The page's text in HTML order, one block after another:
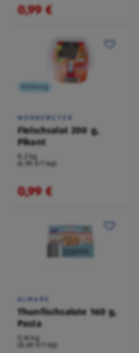
0,99 €
Kühlung
WONNEMEYER
Fleischsalat 200 g,
Pikant
0,2 kg
(4,95 €/1 kg)
0,99 €
ALMARE
Thunfischsalate 160 g,
Pasta
0,16 kg
(8,69 €/1 kg)